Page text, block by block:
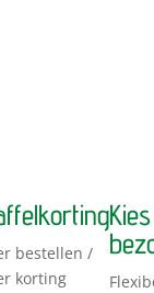
bestellen /
korting